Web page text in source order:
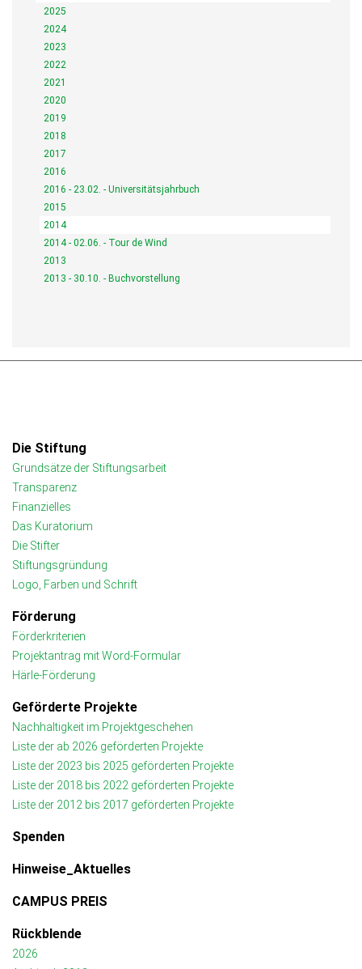
2025
2024
2023
2022
2021
2020
2019
2018
2017
2016
2016 - 23.02. - Universitätsjahrbuch
2015
2014
2014 - 02.06. - Tour de Wind
2013
2013 - 30.10. - Buchvorstellung
Die Stiftung
Grundsätze der Stiftungsarbeit
Transparenz
Finanzielles
Das Kuratorium
Die Stifter
Stiftungsgründung
Logo, Farben und Schrift
Förderung
Förderkriterien
Projektantrag mit Word-Formular
Härle-Förderung
Geförderte Projekte
Nachhaltigkeit im Projektgeschehen
Liste der ab 2026 geförderten Projekte
Liste der 2023 bis 2025 geförderten Projekte
Liste der 2018 bis 2022 geförderten Projekte
Liste der 2012 bis 2017 geförderten Projekte
Spenden
Hinweise_Aktuelles
CAMPUS PREIS
Rückblende
2026